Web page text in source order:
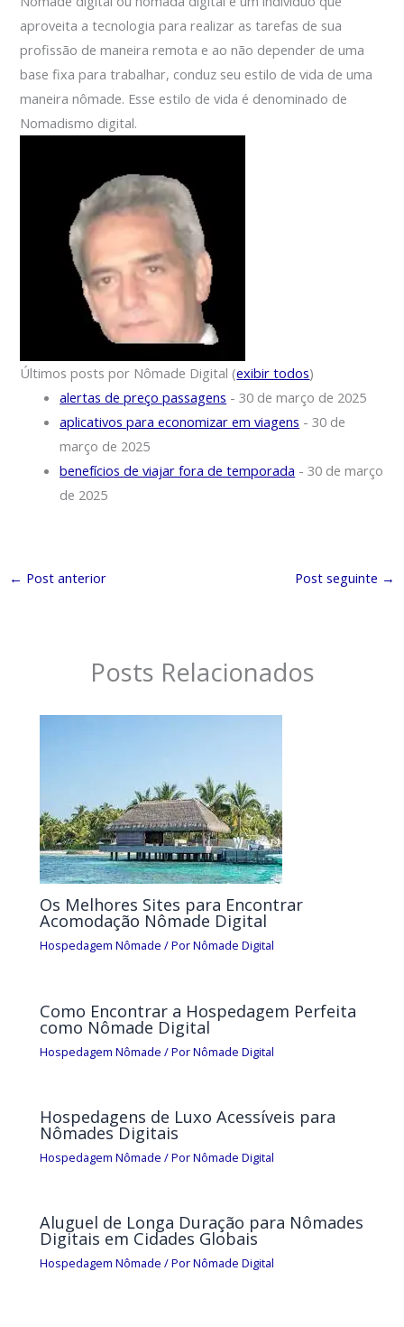
aproveita a tecnologia para realizar as tarefas de sua
profissão de maneira remota e ao não depender de uma
base fixa para trabalhar, conduz seu estilo de vida de uma
maneira nômade. Esse estilo de vida é denominado de
Nomadismo digital.
Últimos posts por Nômade Digital (exibir todos)
alertas de preço passagens - 30 de março de 2025
aplicativos para economizar em viagens - 30 de
março de 2025
benefícios de viajar fora de temporada - 30 de março
de 2025
← Post anterior Post seguinte →
Posts Relacionados
Os Melhores Sites para Encontrar
Acomodação Nômade Digital
Hospedagem Nômade / PorNômade Digital
Como Encontrar a Hospedagem Perfeita
como Nômade Digital
Hospedagem Nômade / PorNômade Digital
Hospedagens de Luxo Acessíveis para
Nômades Digitais
Hospedagem Nômade / PorNômade Digital
Aluguel de Longa Duração para Nômades
Digitais em Cidades Globais
Hospedagem Nômade / PorNômade Digital